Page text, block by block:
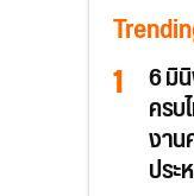
6 มิ
ครบ
งาน
ปร